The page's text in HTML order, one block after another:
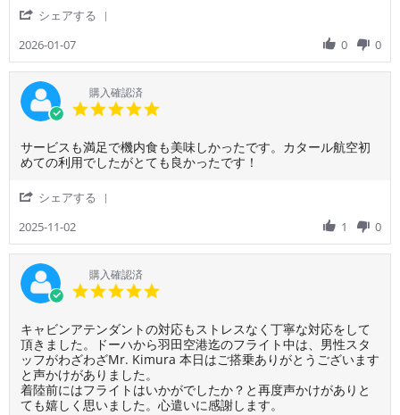
待
合
時
が
大
幅
に
く
な
て
な
か
か
し
ん
ど
旅
行
と
な
り
ま
者
様
on
Jan
2026
ャ
イ
ナ
航
の
メ
ー
が、
出
の
2
週
前
に
届
き、
れ
は
な
い
だ
ろ
シェアする
by
ご
利
用
者
on
7
2026-01-07 0 0
購入確認済
rating
Review
by
利
用
者
on
2
Nov
2025
review
stating
ー
ビ
ス
満
足
で
機
食
も
美
味
し
か
サービスも満足で機内食も美味しかったです。カタール航空初
めての利用でしたがとても良かったです！
シェアする
by
ご
利
用
者
on
2
Nov
2025
2025-11-02 1 0
購入確認済
rating
Review
by
ご
利
用
者
review
stating
キ
ャ
ビ
ン
キャビンアテンダントの対応もストレスなく丁寧な対応をして
頂きました。ドーハから羽田空港迄のフライト中は、男性スタ
ッフがわざわざMr. Kimura 本日はご搭乗ありがとうございます
と声かけがありました。
着陸前にはフライトはいかがでしたか？と再度声かけがありと
ても嬉しく思いました。心遣いに感謝します。